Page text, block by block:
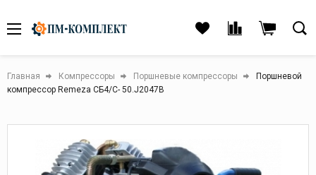
Главная Компрессоры Поршневые компрессоры
Поршневой
компрессор Remeza СБ4/С- 50.J2047B